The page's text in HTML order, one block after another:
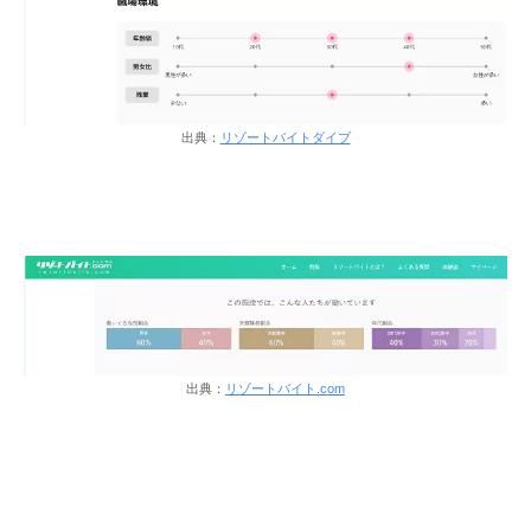
出典： リゾートバイトダイブ
出典： リゾートバイト.com